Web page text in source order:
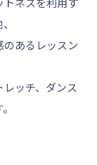
のあるレッスン
ッチ、ダンス